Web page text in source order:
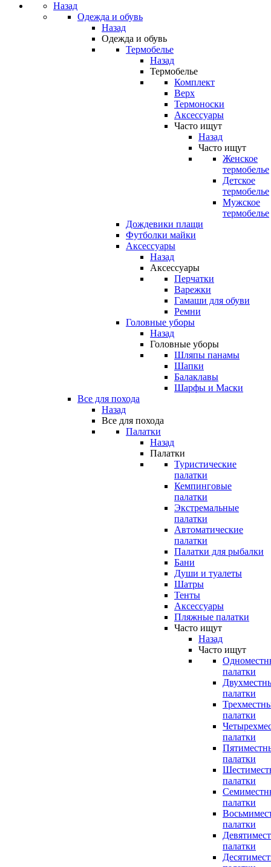
Назад
Одежда и обувь
Назад
Одежда и обувь
Термобелье
Назад
Термобелье
Комплект
Верх
Термоноски
Аксессуары
Часто ищут
Назад
Часто ищут
Женское
термобелье
Детское
термобелье
Мужское
термобелье
Дождевики плащи
Футболки майки
Аксессуары
Назад
Аксессуары
Перчатки
Варежки
Гамаши для обуви
Ремни
Головные уборы
Назад
Головные уборы
Шляпы панамы
Шапки
Балаклавы
Шарфы и Маски
Все для похода
Назад
Все для похода
Палатки
Назад
Палатки
Туристические
палатки
Кемпинговые
палатки
Экстремальные
палатки
Автоматические
палатки
Палатки для рыбалки
Бани
Души и туалеты
Шатры
Тенты
Аксессуары
Пляжные палатки
Часто ищут
Назад
Часто ищут
палатки
палатки
палатки
палатки
палатки
палатки
палатки
палатки
палатки